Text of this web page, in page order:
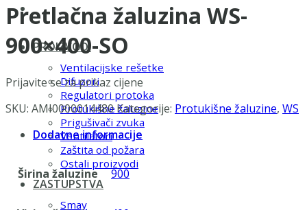
PROIZVODI
Ventilacijske rešetke
Difuzori
Regulatori protoka
Protukišne žaluzine
Prigušivači zvuka
Ventilatori
Zaštita od požara
Ostali proizvodi
ZASTUPSTVA
Smay
Pretlačna žaluzina WS-
900×400-SO
Prijavite se za prikaz cijene
SKU: AMI0000014480 Kategorije: Protukišne žaluzine, WS
Dodatne informacije
Širina žaluzine 900